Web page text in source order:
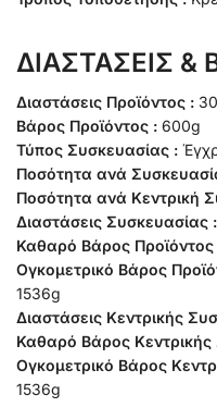
ΔΙΑΣΤΑΣΕΙΣ &
Διαστάσεις Προϊόντος :
Βάρος Προϊόντος : 600g
Τύπος Συσκευασίας :
Ποσότητα ανά
Ποσότητα ανά Κεντρική
Διαστάσεις Συσκευασίας :
Καθαρό Βάρος Προϊόντος
Ογκομετρικό Βάρος
1536g
Διαστάσεις Κεντρικής
Καθαρό Βάρος
Ογκομετρικό Βάρος
1536g